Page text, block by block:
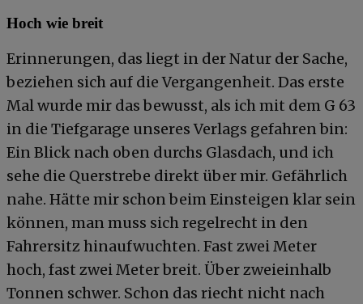
Hoch wie breit
Erinnerungen, das liegt in der Natur der Sache,
beziehen sich auf die Vergangenheit. Das erste
Mal wurde mir das bewusst, als ich mit dem G 63
in die Tiefgarage unseres Verlags gefahren bin:
Ein Blick nach oben durchs Glasdach, und ich
sehe die Querstrebe direkt über mir. Gefährlich
nahe. Hätte mir schon beim Einsteigen klar sein
können, man muss sich regelrecht in den
Fahrersitz hinaufwuchten. Fast zwei Meter
hoch, fast zwei Meter breit. Über zweieinhalb
Tonnen schwer. Schon das riecht nicht nach